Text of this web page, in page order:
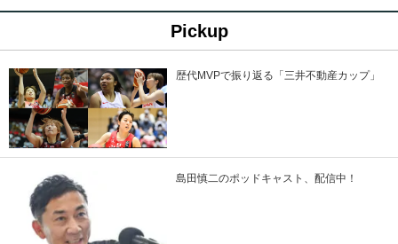
Pickup
歴代MVPで振り返る「三井不動産カップ」
島田慎二のポッドキャスト、配信中！